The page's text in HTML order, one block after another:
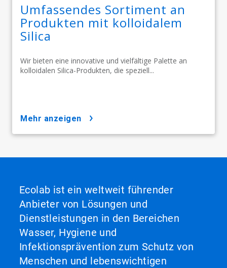
Umfassendes Sortiment an
Produkten mit kolloidalem
Silica
Wir bieten eine innovative und vielfältige Palette an
kolloidalen Silica-Produkten, die speziell...
mehr anzeigen
Ecolab ist ein weltweit führender
Anbieter von Lösungen und
Dienstleistungen in den Bereichen
Wasser, Hygiene und
Infektionsprävention zum Schutz von
Menschen und lebenswichtigen